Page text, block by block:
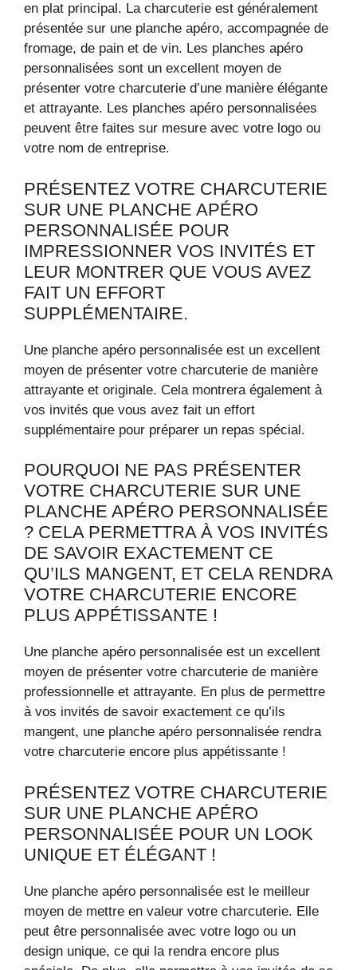
en plat principal. La charcuterie est généralement
présentée sur une planche apéro, accompagnée de
fromage, de pain et de vin. Les planches apéro
personnalisées sont un excellent moyen de
présenter votre charcuterie d’une manière élégante
et attrayante. Les planches apéro personnalisées
peuvent être faites sur mesure avec votre logo ou
votre nom de entreprise.
PRÉSENTEZ VOTRE CHARCUTERIE
SUR UNE PLANCHE APÉRO
PERSONNALISÉE POUR
IMPRESSIONNER VOS INVITÉS ET
LEUR MONTRER QUE VOUS AVEZ
FAIT UN EFFORT
SUPPLÉMENTAIRE.
Une planche apéro personnalisée est un excellent
moyen de présenter votre charcuterie de manière
attrayante et originale. Cela montrera également à
vos invités que vous avez fait un effort
supplémentaire pour préparer un repas spécial.
POURQUOI NE PAS PRÉSENTER
VOTRE CHARCUTERIE SUR UNE
PLANCHE APÉRO PERSONNALISÉE
? CELA PERMETTRA À VOS INVITÉS
DE SAVOIR EXACTEMENT CE
QU’ILS MANGENT, ET CELA RENDRA
VOTRE CHARCUTERIE ENCORE
PLUS APPÉTISSANTE !
Une planche apéro personnalisée est un excellent
moyen de présenter votre charcuterie de manière
professionnelle et attrayante. En plus de permettre
à vos invités de savoir exactement ce qu’ils
mangent, une planche apéro personnalisée rendra
votre charcuterie encore plus appétissante !
PRÉSENTEZ VOTRE CHARCUTERIE
SUR UNE PLANCHE APÉRO
PERSONNALISÉE POUR UN LOOK
UNIQUE ET ÉLÉGANT !
Une planche apéro personnalisée est le meilleur
moyen de mettre en valeur votre charcuterie. Elle
peut être personnalisée avec votre logo ou un
design unique, ce qui la rendra encore plus